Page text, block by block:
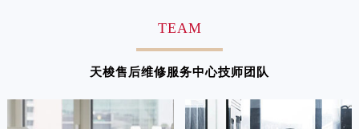
福建省龙岩市新罗区九一南路天梭售后服务中心（需提前预约）
福建省宁德市蕉城区天湖东路天梭售后服务中心（需提前预约）
TEAM
天梭售后维修服务中心技师团队